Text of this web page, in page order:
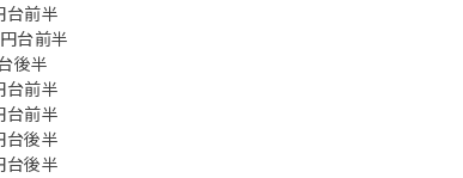
前半
台前半
後半
前半
前半
後半
後半